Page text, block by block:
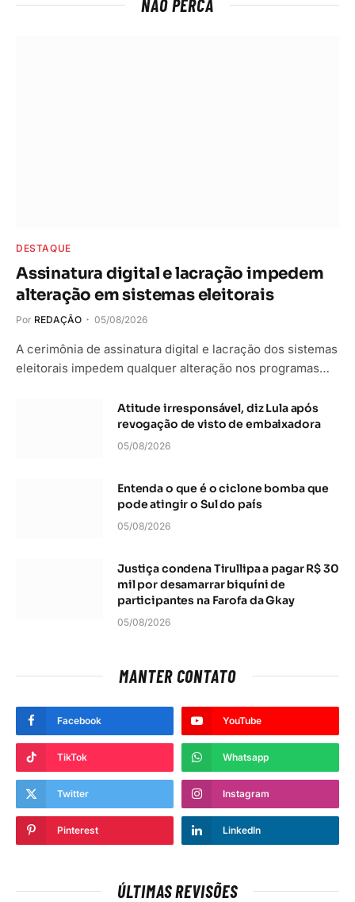
NÃO PERCA
DESTAQUE
Assinatura digital e lacração impedem
alteração em sistemas eleitorais
Por REDAÇÃO 05/08/2026
A cerimônia de assinatura digital e lacração dos sistemas
eleitorais impedem qualquer alteração nos programas…
Atitude irresponsável, diz Lula após
revogação de visto de embaixadora
05/08/2026
Entenda o que é o ciclone bomba que
pode atingir o Sul do país
05/08/2026
Justiça condena Tirullipa a pagar R$ 30
mil por desamarrar biquíni de
participantes na Farofa da Gkay
05/08/2026
MANTER CONTATO
Facebook YouTube
TikTok Whatsapp
Twitter Instagram
Pinterest LinkedIn
ÚLTIMAS REVISÕES